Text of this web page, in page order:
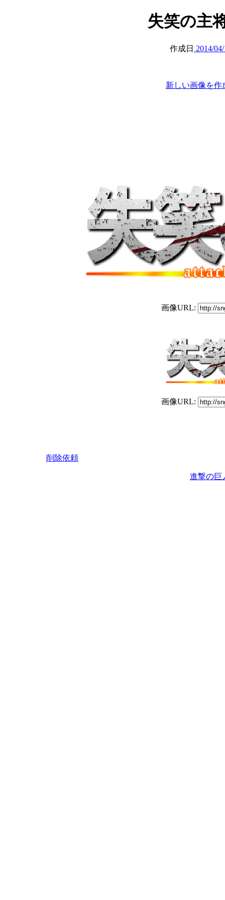
失笑の主
作成日 2014/
新しい画像を作
画像URL:
画像URL:
削除依頼
進撃の巨